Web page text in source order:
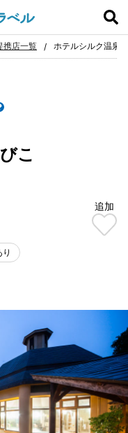
携店一覧 ホテルシルク温泉
こ
追加